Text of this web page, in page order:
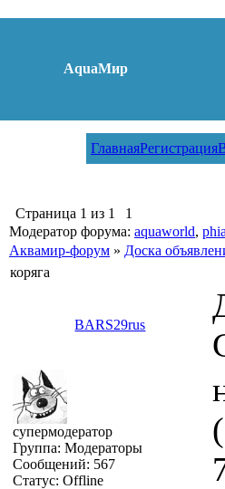
AquaМир
ГлавнаяРегистрация
Страница 1 из 1
1
Модератор форума: aquaworld,
Аквамир-форум » Доска
коряга
BARS29rus
супермодератор
Группа: Модераторы
Сообщений: 567
Статус: Offline